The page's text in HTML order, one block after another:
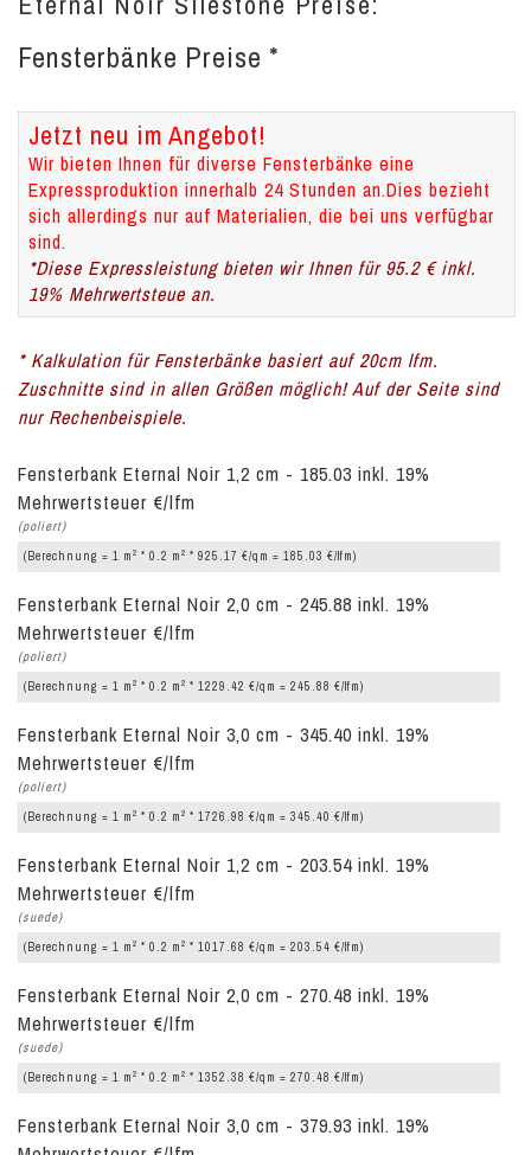
Fensterbänke Preise *
Jetzt neu im Angebot!
Wir bieten Ihnen für diverse Fensterbänke eine
Expressproduktion innerhalb 24 Stunden an.Dies bezieht
sich allerdings nur auf Materialien, die bei uns verfügbar
sind.
*Diese Expressleistung bieten wir Ihnen für 95.2 € inkl.
19% Mehrwertsteue an.
* Kalkulation für Fensterbänke basiert auf 20cm lfm.
Zuschnitte sind in allen Größen möglich! Auf der Seite sind
nur Rechenbeispiele.
Fensterbank Eternal Noir 1,2 cm - 185.03 inkl. 19%
Mehrwertsteuer €/lfm
(poliert)
(Berechnung = 1 m 2 * 0.2 m 2 * 925.17 €/qm = 185.03 €/lfm)
Fensterbank Eternal Noir 2,0 cm - 245.88 inkl. 19%
Mehrwertsteuer €/lfm
(poliert)
(Berechnung = 1 m 2 * 0.2 m 2 * 1229.42 €/qm = 245.88 €/lfm)
Fensterbank Eternal Noir 3,0 cm - 345.40 inkl. 19%
Mehrwertsteuer €/lfm
(poliert)
(Berechnung = 1 m 2 * 0.2 m 2 * 1726.98 €/qm = 345.40 €/lfm)
Fensterbank Eternal Noir 1,2 cm - 203.54 inkl. 19%
Mehrwertsteuer €/lfm
(suede)
(Berechnung = 1 m 2 * 0.2 m 2 * 1017.68 €/qm = 203.54 €/lfm)
Fensterbank Eternal Noir 2,0 cm - 270.48 inkl. 19%
Mehrwertsteuer €/lfm
(suede)
(Berechnung = 1 m 2 * 0.2 m 2 * 1352.38 €/qm = 270.48 €/lfm)
Fensterbank Eternal Noir 3,0 cm - 379.93 inkl. 19%